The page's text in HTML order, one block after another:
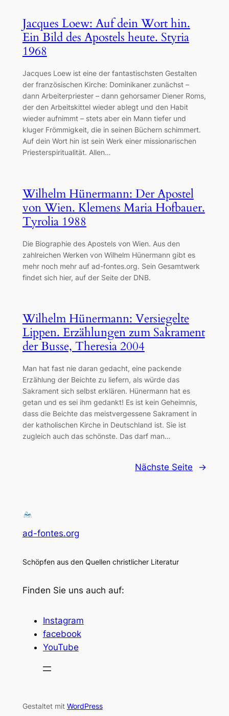
Jacques Loew: Auf dein Wort hin.
Ein Bild des Apostels heute. Styria
1968
Jacques Loew ist eine der fantastischsten Gestalten
der französischen Kirche: Dominikaner zunächst –
dann Arbeiterpriester – dann gehorsamer Diener Roms,
der den Arbeitskittel wieder ablegt und den Habit
wieder aufnimmt – stets aber ein Mann tiefer und
kluger Frömmigkeit, die in seinen Büchern schimmert.
Auf dein Wort hin ist sein Werk einer missionarischen
Priesterspiritualität. Allen…
Wilhelm Hünermann: Der Apostel
von Wien. Klemens Maria Hofbauer.
Tyrolia 1988
Die Biographie des Apostels von Wien. Aus den
zahlreichen Werken von Wilhelm Hünermann gibt es
mehr noch mehr auf ad-fontes.org. Sein Gesamtwerk
findet sich hier, auf der Seite der DNB.
Wilhelm Hünermann: Versiegelte
Lippen. Erzählungen zum Sakrament
der Busse, Theresia 2004
Man hat fast nie daran gedacht, eine packende
Erzählung der Beichte zu liefern, als würde das
Sakrament sich selbst erklären. Hünermann hat es
getan und es sei ihm gedankt! Es ist kein Geheimnis,
dass die Beichte das meistvergessene Sakrament in
der katholischen Kirche in Deutschland ist. Sie ist
zugleich auch das schönste. Das darf man…
Nächste Seite →
ad-fontes.org
Schöpfen aus den Quellen christlicher Literatur
Finden Sie uns auch auf:
Instagram
facebook
YouTube
Gestaltet mit WordPress